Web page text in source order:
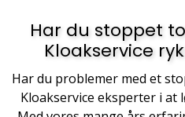
Har du stoppet
Kloakservice
Har du problemer med et
Kloakservice eksperter i at